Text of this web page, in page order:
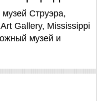
Струэра,
Gallery, Mississippi
музей и